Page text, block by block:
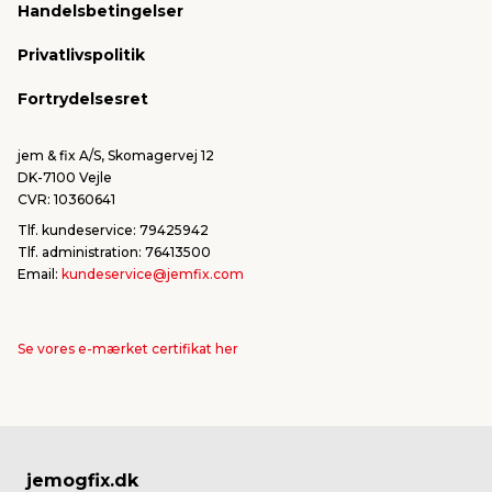
Handelsbetingelser
Privatlivspolitik
Fortrydelsesret
jem & fix A/S, Skomagervej 12
DK-7100 Vejle
CVR: 10360641
Tlf. kundeservice: 79425942
Tlf. administration: 76413500
Email: kundeservice@jemfix.com
Se vores e-mærket certifikat her
jemogfix.dk